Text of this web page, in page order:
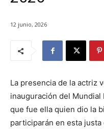
12 junio, 2026
La presencia de la actriz
inauguración del Mundial
que fue ella quien dio la
participarán en esta